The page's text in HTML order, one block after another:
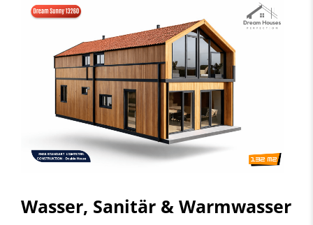
Wasser, Sanitär & Warmwasser